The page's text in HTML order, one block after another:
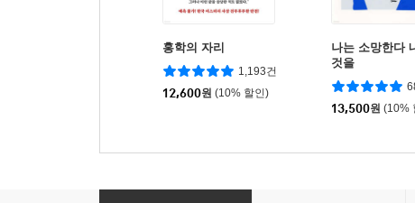
홍학의 자리
1,193건
12,600원 (10% 할인)
나는 소망한다
것을
13,500원 (10%